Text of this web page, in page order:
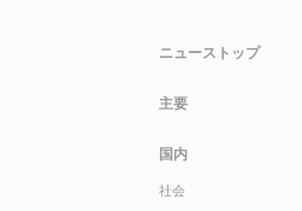
ニューストップ
主要
国内
社会